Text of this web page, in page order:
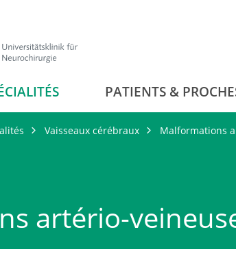
PATIENTS &
Vaisseaux cérébraux Malformations
artério-